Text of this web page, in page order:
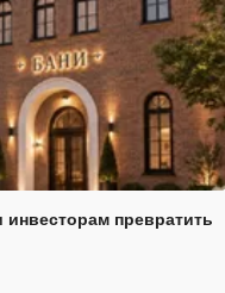
превратить